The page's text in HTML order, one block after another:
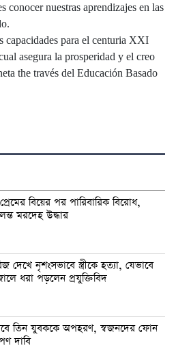
conocer nuestras aprendizajes en las
capacidades para el centuria XXI
asegura la prosperidad y el creo
the través del Educación Basado
বিয়ের পর পারিবারিক বিরোধ,
মরদেহ উদ্ধার
দেখে নৃশংসভাবে স্ত্রীকে হত্যা, যেভাবে
ধরা পড়লেন প্রযুক্তিবিদ
তিন যুবককে অপহরণ, স্বজনদের ফোন
দাবি